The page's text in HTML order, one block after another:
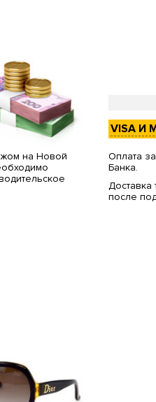
на Новой
VISA И
Оплата
Банка.
Доставка
после